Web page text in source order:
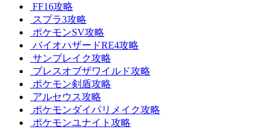
FF16攻略
スプラ3攻略
ポケモンSV攻略
バイオハザードRE4攻略
サンブレイク攻略
ブレスオブザワイルド攻略
ポケモン剣盾攻略
アルセウス攻略
ポケモンダイパリメイク攻略
ポケモンユナイト攻略